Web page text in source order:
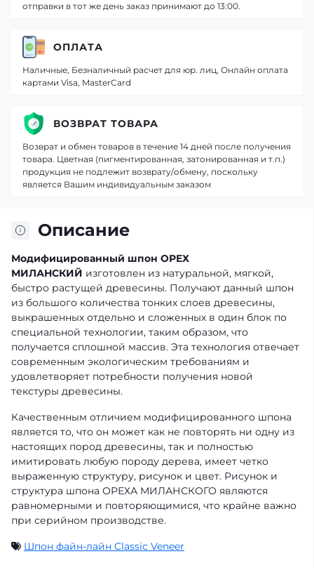
Описание
Модифицированный шпон ОРЕХ
МИЛАНСКИЙ изготовлен из натуральной, мягкой,
быстро растущей древесины. Получают данный шпон
из большого количества тонких слоев древесины,
выкрашенных отдельно и сложенных в один блок по
специальной технологии, таким образом, что
получается сплошной массив. Эта технология отвечает
современным экологическим требованиям и
удовлетворяет потребности получения новой
текстуры древесины.
Качественным отличием модифицированного шпона
является то, что он может как не повторять ни одну из
настоящих пород древесины, так и полностью
имитировать любую породу дерева, имеет четко
выраженную структуру, рисунок и цвет. Рисунок и
структура шпона ОРЕХА МИЛАНСКОГО являются
равномерными и повторяющимися, что крайне важно
при серийном производстве.
Шпон файн-лайн Classic Veneer
отправки в тот же день заказ принимают до 13:00.
ОПЛАТА
Наличные, Безналичный расчет для юр. лиц, Онлайн оплата
картами Visa, MasterCard
ВОЗВРАТ ТОВАРА
Возврат и обмен товаров в течение 14 дней после получения
товара. Цветная (пигментированная, затонированная и т.п.)
продукция не подлежит возврату/обмену, поскольку
является Вашим индивидуальным заказом